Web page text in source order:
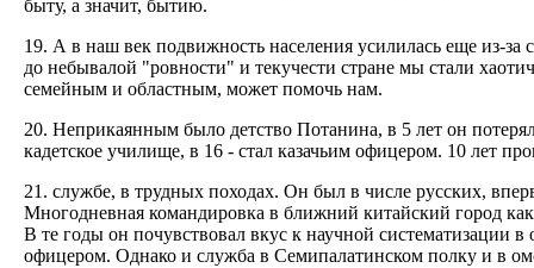
быту, а значит, бытию.
19. А в наш век подвижность населения усилилась еще из-
до небывалой "ровности" и текучести стране мы стали
семейным и областным, может помочь нам.
20. Неприкаянным было детство Потанина, в 5 лет он
кадетское училище, в 16 - стал казачьим офицером. 10 лет
21. службе, в трудных походах. Он был в числе русских,
Многодневная командировка в ближний китайский город
В те годы он почувствовал вкус к научной систематизации
офицером. Однако и служба в Семипалатинском полку и в